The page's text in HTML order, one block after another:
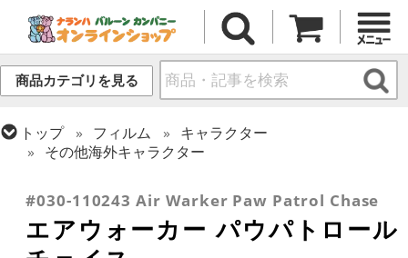
商品カテゴリを見る
トップ フィルム
キャラクター
その他海外キャラクター
お散歩・エアウォーカー
#030-110243 Air Warker Paw Patrol Chase
エアウォーカー パウパトロール